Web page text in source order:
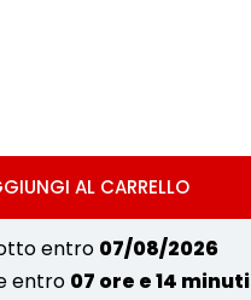
AL CARRELLO
entro 07/08/2026
entro 07 ore e 14 minuti